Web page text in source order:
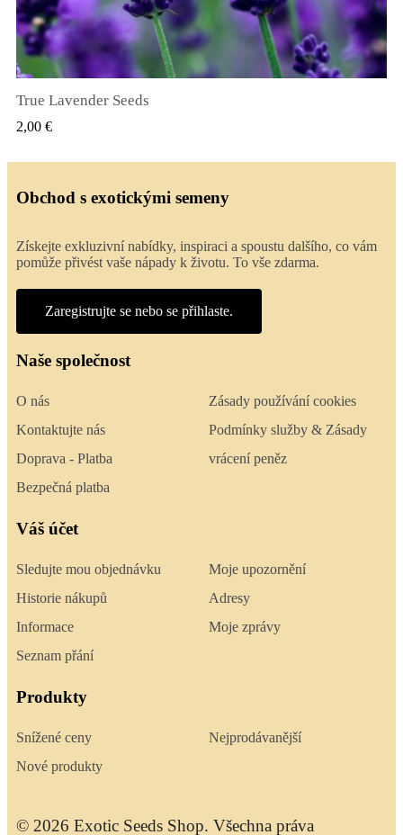
True Lavender Seeds
2,00 €
Obchod s exotickými semeny
Získejte exkluzivní nabídky, inspiraci a spoustu dalšího, co vám
pomůže přivést vaše nápady k životu. To vše zdarma.
Zaregistrujte se nebo se přihlaste.
Naše společnost
O nás
Kontaktujte nás
Doprava - Platba
Bezpečná platba
Zásady používání cookies
Podmínky služby & Zásady
vrácení peněz
Váš účet
Sledujte mou objednávku
Historie nákupů
Informace
Seznam přání
Moje upozornění
Adresy
Moje zprávy
Produkty
Snížené ceny
Nové produkty
Nejprodávanější
© 2026 Exotic Seeds Shop. Všechna práva